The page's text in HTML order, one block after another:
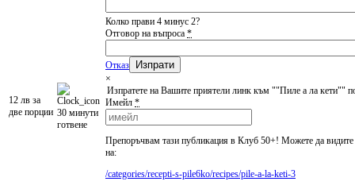
Колко прави 4 минус 2?
Отговор на въпроса *
Отказ
×
Изпратете на Вашите приятели линк към ""Пиле а ла кети""
Имейл *
Препоръчвам тази публикация в Клуб 50+! Можете да
на:
/categories/recepti-s-pile6ko/recipes/pile-a-la-keti-3
12 лв за
две порции 30 минути
готвене